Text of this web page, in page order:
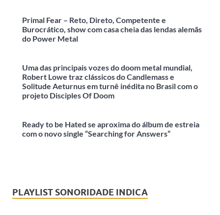
Primal Fear – Reto, Direto, Competente e
Burocrático, show com casa cheia das lendas alemãs
do Power Metal
Uma das principais vozes do doom metal mundial,
Robert Lowe traz clássicos do Candlemass e
Solitude Aeturnus em turnê inédita no Brasil com o
projeto Disciples Of Doom
Ready to be Hated se aproxima do álbum de estreia
com o novo single “Searching for Answers”
PLAYLIST SONORIDADE INDICA